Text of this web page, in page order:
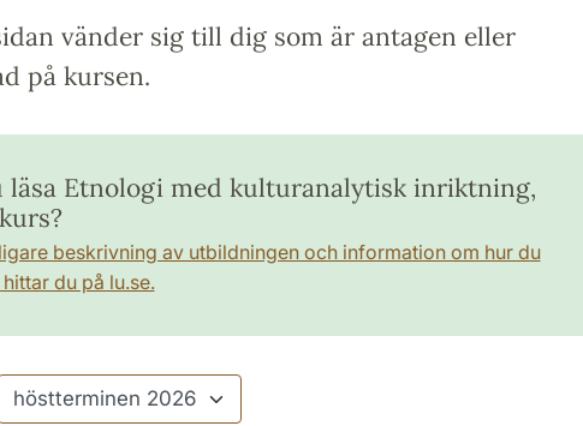
vänder sig till dig som är antagen eller
på kursen.
läsa Etnologi med kulturanalytisk inriktning,
beskrivning av utbildningen och information om hur du
du på lu.se.